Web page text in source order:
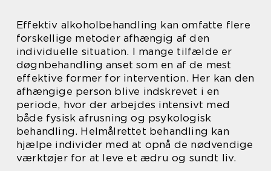
Effektiv alkoholbehandling kan omfatte flere
forskellige metoder afhængig af den
individuelle situation. I mange tilfælde er
døgnbehandling anset som en af de mest
effektive former for intervention. Her kan den
afhængige person blive indskrevet i en
periode, hvor der arbejdes intensivt med
både fysisk afrusning og psykologisk
behandling. Helmålrettet behandling kan
hjælpe individer med at opnå de nødvendige
værktøjer for at leve et ædru og sundt liv.